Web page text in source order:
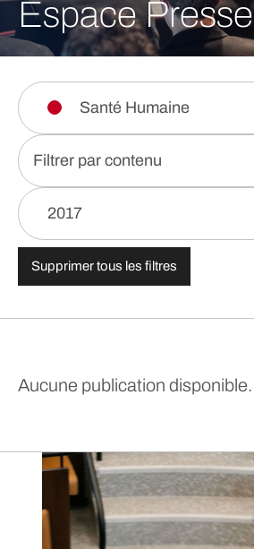
Espace Presse
Santé Humaine
Filtrer par contenu
2017
Supprimer tous les filtres
Aucune publication disponible.